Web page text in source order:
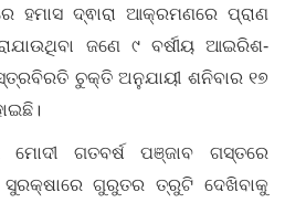
ହମାସ ଦ୍ଵାରା ଆକ୍ରମଣରେ ପ୍ରାଣ
ଜଣେ ୯ ବର୍ଷୀୟ ଆଇରିଶ-
ଚୁକ୍ତି ଅନୁଯାୟୀ ଶନିବାର ୧୭
ମୋଦୀ ଗତବର୍ଷ ପଞ୍ଜାବ ଗସ୍ତରେ
ଗୁରୁତର ତ୍ରୁଟି ଦେଖିବାକୁ